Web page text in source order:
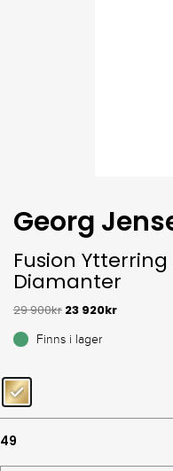
Georg
Fusion
Diamanter
29 900kr 23 920kr
Finns i lager